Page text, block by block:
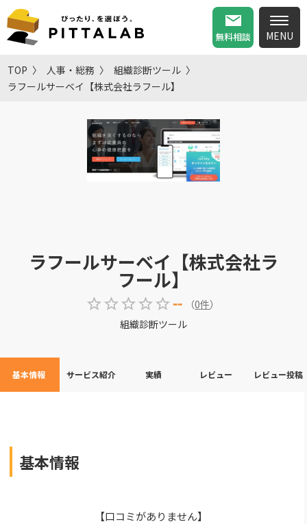
無料相談
TOP 人事・総務
組織診断ツール
ラフールサーベイ【株式会社ラフール】
ラフールサーベイ【株式会社ラ
フール】
-- （0件）
組織診断ツール
基本情報 サービス紹介 実績 レビュー レビュー投稿
基本情報
【口コミがありません】